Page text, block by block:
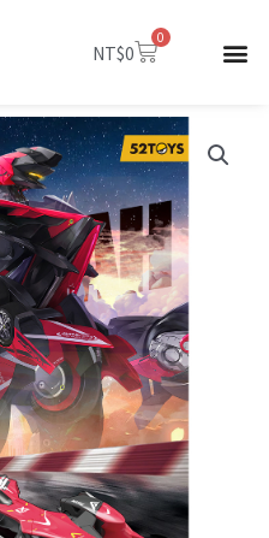
NT$0
0
購